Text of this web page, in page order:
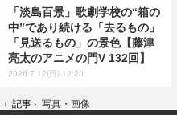
「淡島百景」歌劇学校の“箱の
中”であり続ける「去るもの」
「見送るもの」の景色【藤津
亮太のアニメの門V 132回】
2026.7.12(日) 12:20
› 記事 › 写真・画像